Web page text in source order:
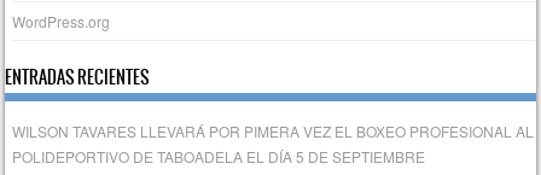
WordPress.org
ENTRADAS RECIENTES
WILSON TAVARES LLEVARÁ POR PIMERA VEZ EL BOXEO PROFESIONAL AL
POLIDEPORTIVO DE TABOADELA EL DÍA 5 DE SEPTIEMBRE